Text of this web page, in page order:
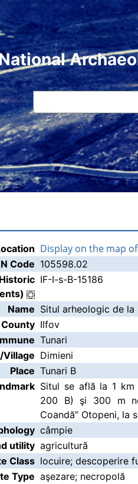
Display on the map
Code 105598.02
IF-I-s-B-15186
Name Situl arheologic de la
County Ilfov
Tunari
Village Dimieni
Place Tunari B
Situl se află la 1
200 B) şi 300 m
Coandă” Otopeni, la
câmpie
utility agricultură
Class locuire; descoperire
Type aşezare; necropolă